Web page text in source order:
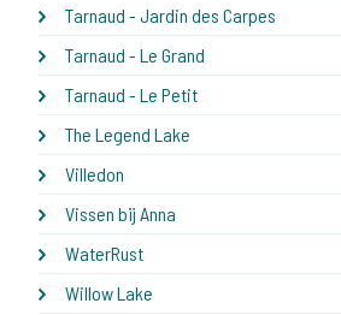
Tarnaud - Jardin des Carpes
Tarnaud - Le Grand
Tarnaud - Le Petit
The Legend Lake
Villedon
Vissen bij Anna
WaterRust
Willow Lake